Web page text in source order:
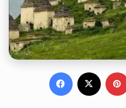
Facebook